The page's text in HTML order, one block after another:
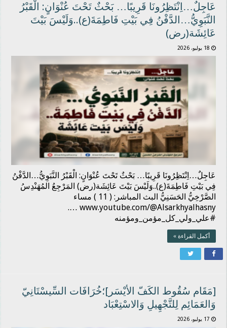
عَاجِلٌ…اِنْتَظِرُونَا قَرِيبًا… بَحْثٌ تَحْتَ عُنْوَانٍ: الْقَبْرُ
النَّبَوِيُّ…الدَّفْنُ فِي بَيْتِ فَاطِمَةَ(ع)..وَلَيْسَ بَيْتَ
عَائِشَة(رض)
18 يوليو، 2026
عَاجِلٌ…اِنْتَظِرُونَا قَرِيبًا… بَحْثٌ تَحْتَ عُنْوَانٍ: الْقَبْرُ النَّبَوِيُّ…الدَّفْنُ
فِي بَيْتِ فَاطِمَةَ(ع)..وَلَيْسَ بَيْتَ عَائِشَة(رض) المَرْجِعُ المُهَنْدِسُ
الصَّرْخِيُّ الحَسَنِيُّ البث المباشر: ( 11 ) مساء
www.youtube.com/@Alsarkhyalhasny ….
#علي_ولي_كل_مؤمن_ومؤمنه
أكمل القراءة »
[مَقَام سُقُوط الكَفّ الأيْسَر]؛خُرَافَات السِّيسْتَانِيّ
وَالعَمَائِم لِلتَّجْهِيلِ وَالاسْتِعْبَاد
17 يوليو، 2026